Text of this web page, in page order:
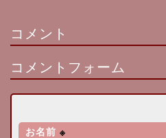
コメント
コメントフォーム
お名前 ※